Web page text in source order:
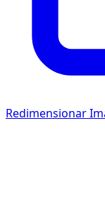
Redimensionar